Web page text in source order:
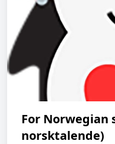
For Norwegian
norsktalende)